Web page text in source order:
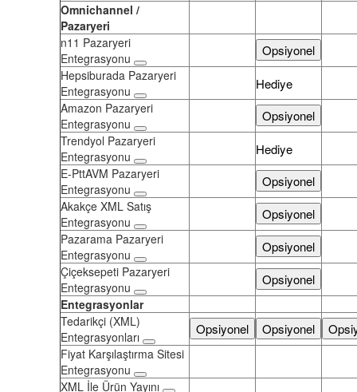
Omnichannel /
Pazaryeri
n11 Pazaryeri
Entegrasyonu
Opsiyonel
Hepsiburada Pazaryeri
Entegrasyonu
Hediye
Amazon Pazaryeri
Entegrasyonu
Opsiyonel
Trendyol Pazaryeri
Entegrasyonu
Hediye
E-PttAVM Pazaryeri
Entegrasyonu
Opsiyonel
Akakçe XML Satış
Entegrasyonu
Opsiyonel
Pazarama Pazaryeri
Entegrasyonu
Opsiyonel
Çiçeksepeti Pazaryeri
Entegrasyonu
Opsiyonel
Entegrasyonlar
Tedarikçi (XML)
Entegrasyonları
Opsiyonel Opsiyonel
Fiyat Karşılaştırma Sitesi
Entegrasyonu
XML İle Ürün Yayını